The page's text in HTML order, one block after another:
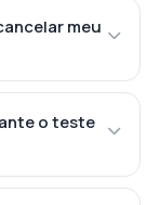
meu
o teste